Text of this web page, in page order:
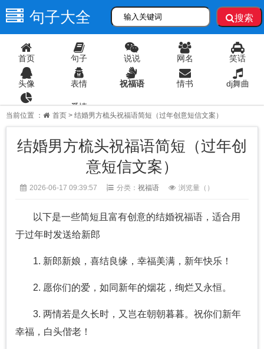
句子大全 搜索
首页 句子 说说 网名 笑话
头像 表情 祝福语 情书 dj舞曲
爱情
当前位置 ： 首页 > 结婚男方梳头祝福语简短（过年创意短信文案）
结婚男方梳头祝福语简短（过年创
意短信文案）
2026-06-17 09:39:57 分类： 祝福语 浏览量（ ）
以下是一些简短且富有创意的结婚祝福语，适合用
于过年时发送给新郎
1. 新郎新娘，喜结良缘，幸福美满，新年快乐！
2. 愿你们的爱，如同新年的烟花，绚烂又永恒。
3. 两情若是久长时，又岂在朝朝暮暮。祝你们新年
幸福，白头偕老！